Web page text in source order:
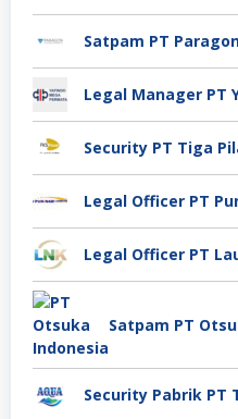
Security Pabrik PT